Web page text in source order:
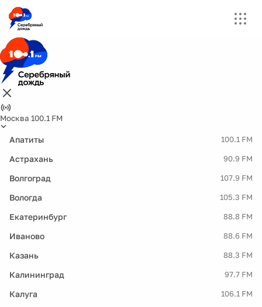
Москва 100.1 FM
Апатиты 100.1 FM
Астрахань 90.9 FM
Волгоград 107.9 FM
Вологда 105.3 FM
Екатеринбург 88.8 FM
Иваново 88.6 FM
Казань 88.3 FM
Калининград 97.7 FM
Калуга 106.1 FM